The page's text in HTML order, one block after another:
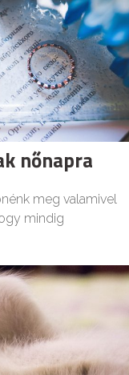
nőnapra
meg valamivel
mindig